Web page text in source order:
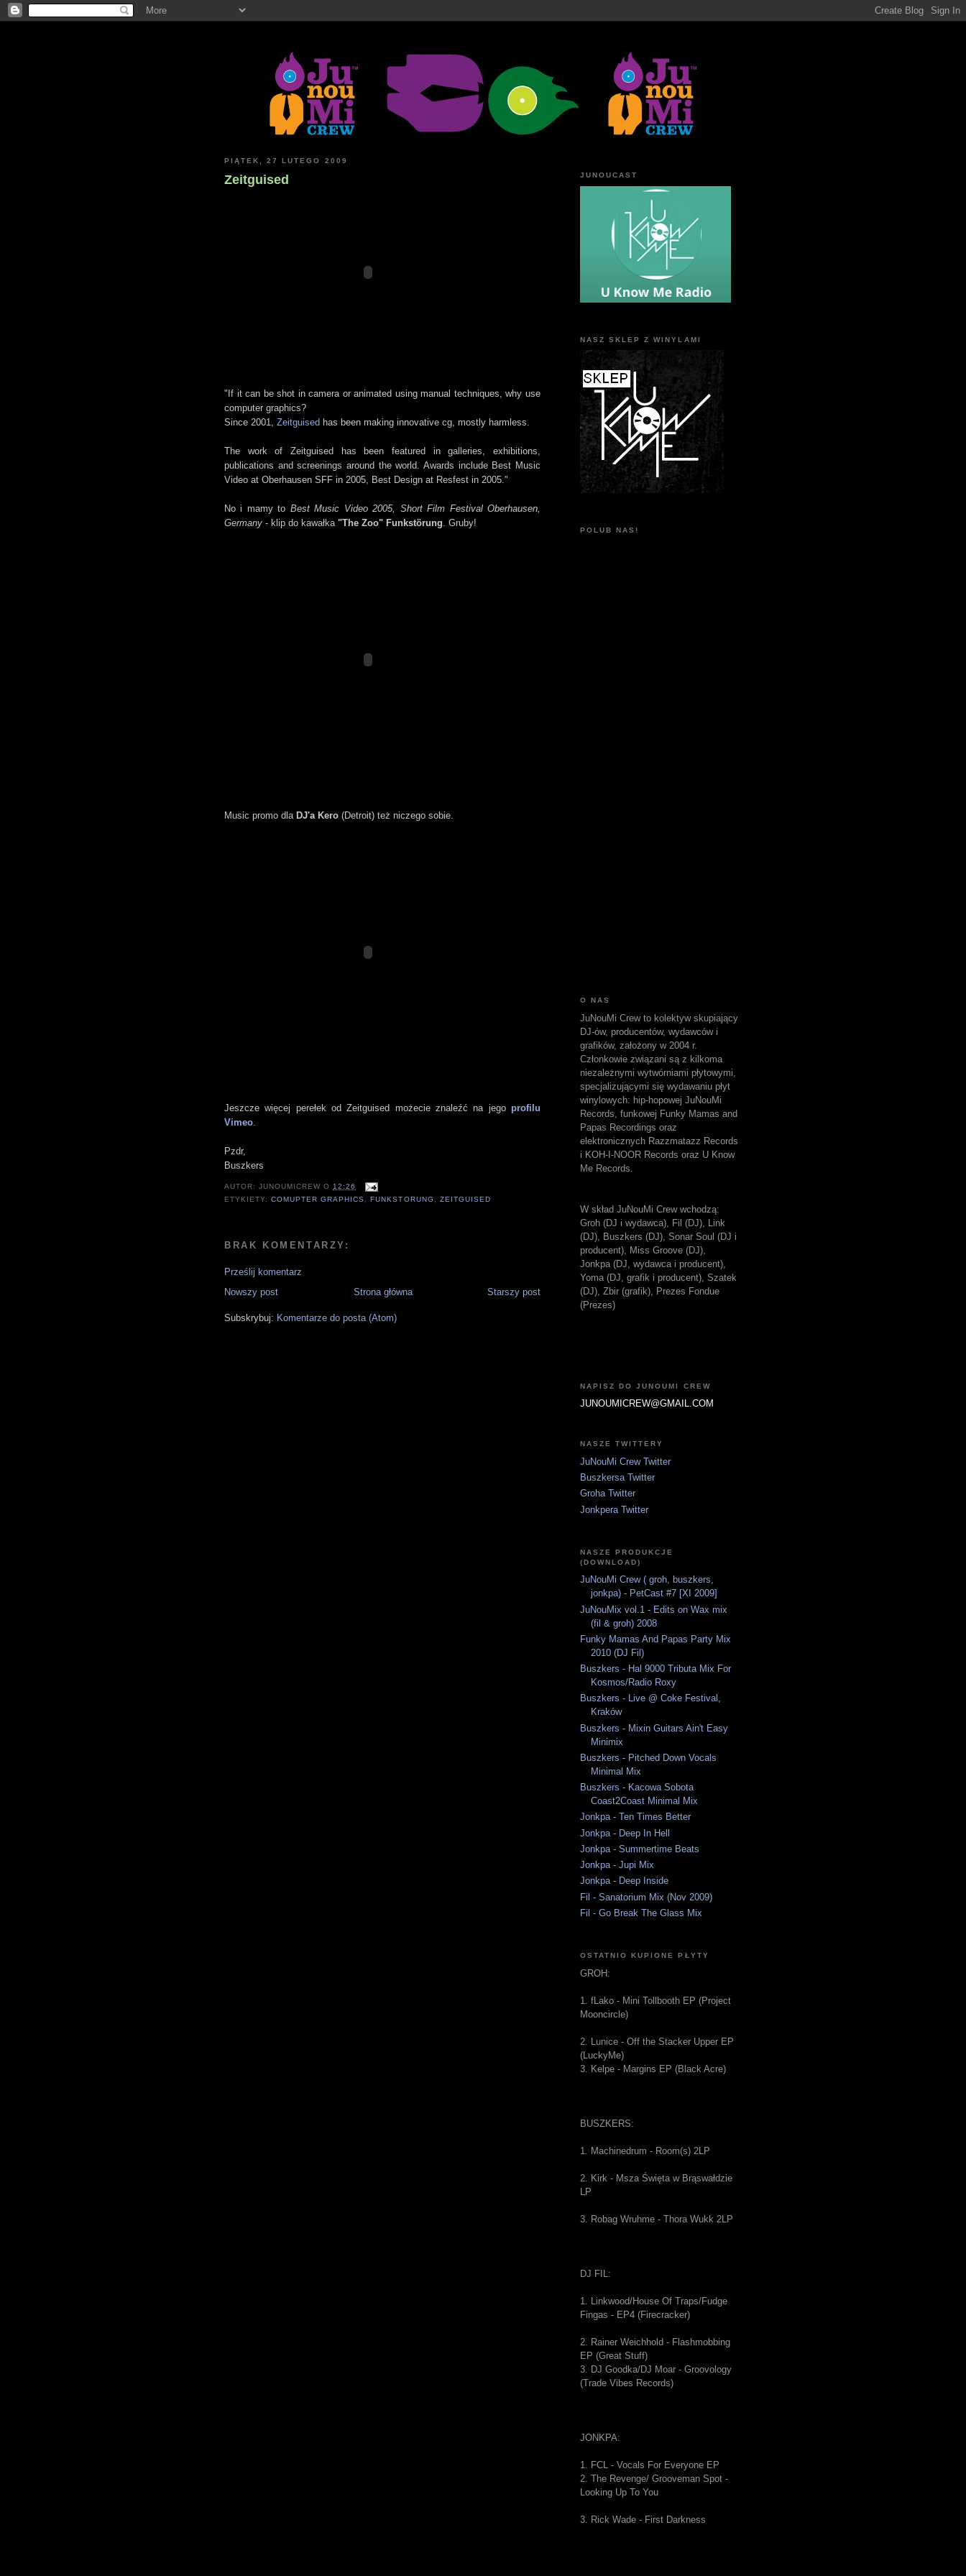
PIĄTEK, 27 LUTEGO 2009
Zeitguised
"If it can be shot in camera or animated using manual techniques, why use
computer graphics?
Since 2001, Zeitguised has been making innovative cg, mostly harmless.
The work of Zeitguised has been featured in galleries, exhibitions,
publications and screenings around the world. Awards include Best Music
Video at Oberhausen SFF in 2005, Best Design at Resfest in 2005."
No i mamy to Best Music Video 2005, Short Film Festival Oberhausen,
Germany - klip do kawałka "The Zoo" Funkstörung . Gruby!
Music promo dla DJ'a Kero (Detroit) też niczego sobie.
Jeszcze więcej perełek od Zeitguised możecie znaleźć na jego profilu
Vimeo
Pzdr,
Buszkers
AUTOR:JUNOUMICREW O12:26
ETYKIETY:COMUPTER GRAPHICS, FUNKSTORUNG , ZEITGUISED
BRAK KOMENTARZY:
Prześlij komentarz
Nowszy post
Starszy post
Strona główna
Subskrybuj: Komentarze do posta (Atom)
JUNOUCAST
NASZ SKLEP Z WINYLAMI
POLUB NAS!
O NAS
JuNouMi Crew to kolektyw skupiający
DJ-ów, producentów, wydawców i
grafików, założony w 2004 r.
Członkowie związani są z kilkoma
niezależnymi wytwórniami płytowymi,
specjalizującymi się wydawaniu płyt
winylowych: hip-hopowej JuNouMi
Records, funkowej Funky Mamas and
Papas Recordings oraz
elektronicznych Razzmatazz Records
i KOH-I-NOOR Records oraz U Know
Me Records.
W skład JuNouMi Crew wchodzą:
Groh (DJ i wydawca), Fil (DJ), Link
(DJ), Buszkers (DJ), Sonar Soul (DJ i
producent), Miss Groove (DJ),
Jonkpa (DJ, wydawca i producent),
Yoma (DJ, grafik i producent), Szatek
(DJ), Zbir (grafik), Prezes Fondue
(Prezes)
NAPISZ DO JUNOUMI CREW
JUNOUMICREW@GMAIL.COM
NASZE TWITTERY
JuNouMi Crew Twitter
Buszkersa Twitter
Groha Twitter
Jonkpera Twitter
NASZE PRODUKCJE
(DOWNLOAD)
JuNouMi Crew ( groh, buszkers,
jonkpa) - PetCast #7 [XI 2009]
JuNouMix vol.1 - Edits on Wax mix
(fil & groh) 2008
Funky Mamas And Papas Party Mix
2010 (DJ Fil)
Buszkers - Hal 9000 Tributa Mix For
Kosmos/Radio Roxy
Buszkers - Live @ Coke Festival,
Kraków
Buszkers - Mixin Guitars Ain't Easy
Minimix
Buszkers - Pitched Down Vocals
Minimal Mix
Buszkers - Kacowa Sobota
Coast2Coast Minimal Mix
Jonkpa - Ten Times Better
Jonkpa - Deep In Hell
Jonkpa - Summertime Beats
Jonkpa - Jupi Mix
Jonkpa - Deep Inside
Fil - Sanatorium Mix (Nov 2009)
Fil - Go Break The Glass Mix
OSTATNIO KUPIONE PŁYTY
GROH:
1. fLako - Mini Tollbooth EP (Project
Mooncircle)
2. Lunice - Off the Stacker Upper EP
(LuckyMe)
3. Kelpe - Margins EP (Black Acre)
BUSZKERS:
1. Machinedrum - Room(s) 2LP
2. Kirk - Msza Święta w Brąswałdzie
LP
3. Robag Wruhme - Thora Wukk 2LP
DJ FIL:
1. Linkwood/House Of Traps/Fudge
Fingas - EP4 (Firecracker)
2. Rainer Weichhold - Flashmobbing
EP (Great Stuff)
3. DJ Goodka/DJ Moar - Groovology
(Trade Vibes Records)
JONKPA:
1. FCL - Vocals For Everyone EP
2. The Revenge/ Grooveman Spot -
Looking Up To You
3. Rick Wade - First Darkness